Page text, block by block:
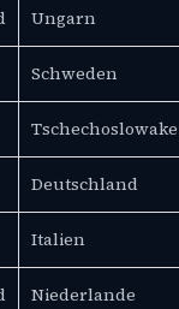
Ungarn
Schweden
Deutschland
Italien
Niederlande